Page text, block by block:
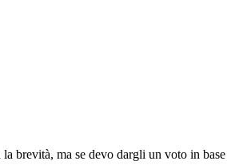
brevità, ma se devo dargli un voto in